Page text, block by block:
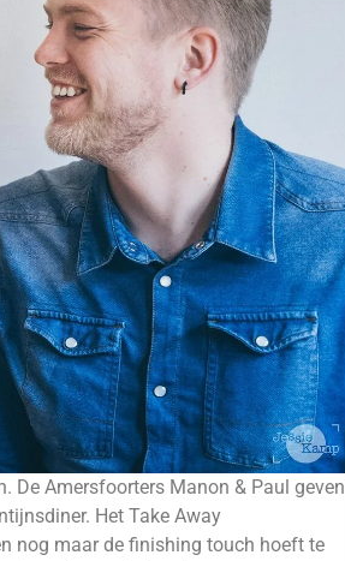
De Amersfoorters Manon & Paul geven
Het Take Away
nog maar de finishing touch hoeft te